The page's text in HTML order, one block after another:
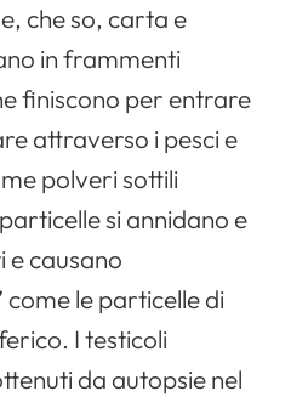
che so, carta e
in frammenti
finiscono per entrare
attraverso i pesci e
polveri sottili
si annidano e
e causano
come le particelle di
I testicoli
da autopsie nel